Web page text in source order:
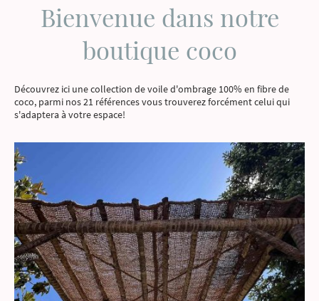
Bienvenue dans notre
boutique coco
Découvrez ici une collection de voile d'ombrage 100% en fibre de
coco, parmi nos 21 références vous trouverez forcément celui qui
s'adaptera à votre espace!